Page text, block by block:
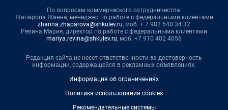
По вопросам коммерческого сотрудничества:
Жапарова Жанна, менеджер по работе с федеральными клиентами
zhanna.zhaparova@shkulev.ru, моб. + 7 982 640 34 32
Ревина Мария, директор по работе с федеральными клиентами
mariya.revina@shkulev.ru, моб. +7 910 402 4056
Редакция сайта не несет ответственности за достоверность
информации, содержащейся в рекламных объявлениях.
Информация об ограничениях
Политика использования cookies
Рекомендательные системы